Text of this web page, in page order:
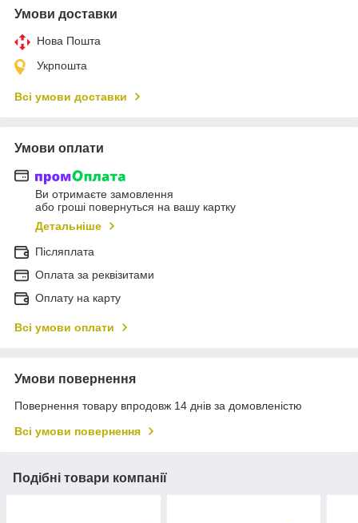
Умови доставки
Нова Пошта
Укрпошта
Всі умови доставки
Умови оплати
Ви отримаєте замовлення
або гроші повернуться на вашу картку
Детальніше
Післяплата
Оплата за реквізитами
Оплату на карту
Всі умови оплати
Умови повернення
Повернення товару впродовж 14 днів за домовленістю
Всі умови повернення
Подібні товари компанії